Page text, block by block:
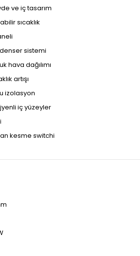
ve iç tasarım
sıcaklık
sistemi
hava dağılımı
artışı
izolasyon
iç yüzeyler
kesme switchi